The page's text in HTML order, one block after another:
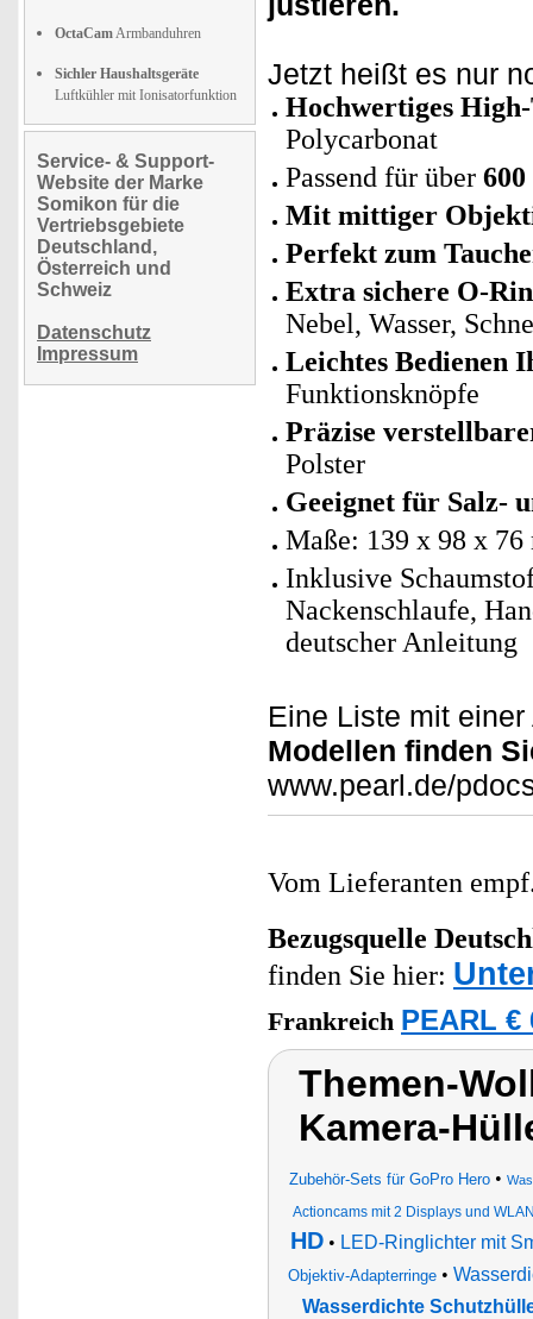
OctaCamArmbanduhren
Sichler Haushaltsgeräte
Luftkühler mit Ionisatorfunktion
Service- & Support-
Website der Marke
Somikon für die
Vertriebsgebiete
Deutschland,
Österreich und
Schweiz
Datenschutz
Impressum
Jetzt heißt es nur
Hochwertiges
Polycarbonat
Passend für über
Mit mittiger
Perfekt zum
Extra sichere O-
Nebel, Wasser,
Leichtes Bedienen
Funktionsknöpfe
Präzise
Polster
Geeignet für Salz-
Maße: 139 x 98 x 76
Inklusive
Nackenschlaufe,
deutscher Anleitung
Eine Liste mit
Modellen finden
www.pearl.de/
Vom Lieferanten
Bezugsquelle
finden Sie hier:
Frankreich PEARL €
Themen-
Kamera-
Zubehör-Sets für GoPro Hero•
Actioncams mit 2 Displays und
HD• LED-Ringlichter mit
Objektiv-Adapterringe•
Wasserdichte